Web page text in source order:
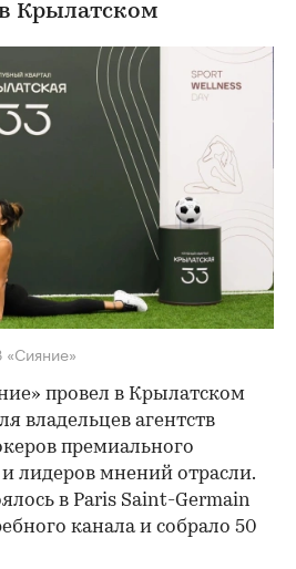
Крылатском
провел в Крылатском
владельцев агентств
премиального
и лидеров мнений отрасли.
в Paris Saint-Germain
канала и собрало 50